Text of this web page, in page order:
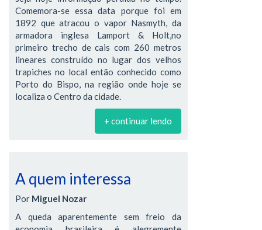
Comemora-se essa data porque foi em
1892 que atracou o vapor Nasmyth, da
armadora inglesa Lamport & Holt,no
primeiro trecho de cais com 260 metros
lineares construído no lugar dos velhos
trapiches no local então conhecido como
Porto do Bispo, na região onde hoje se
localiza o Centro da cidade.
+ continuar lendo
A quem interessa
Por Miguel Nozar
A queda aparentemente sem freio da